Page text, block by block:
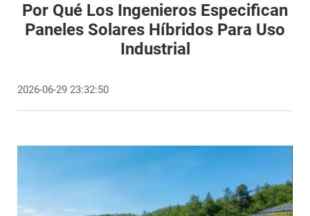
Por Qué Los Ingenieros Especifican
Paneles Solares Híbridos Para Uso
Industrial
2026-06-29 23:32:50